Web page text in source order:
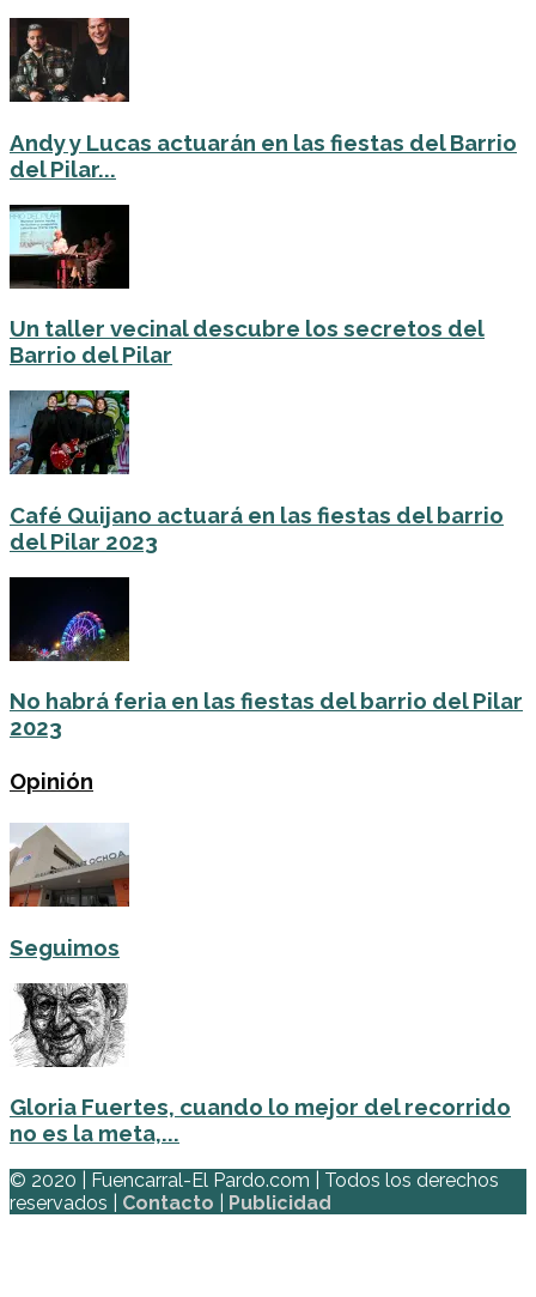
Andy y Lucas actuarán en las fiestas del Barrio
del Pilar...
Un taller vecinal descubre los secretos del
Barrio del Pilar
Café Quijano actuará en las fiestas del barrio
del Pilar 2023
No habrá feria en las fiestas del barrio del Pilar
2023
Opinión
Seguimos
Gloria Fuertes, cuando lo mejor del recorrido
no es la meta,...
© 2020 | Fuencarral-El Pardo.com | Todos los derechos
reservados | Contacto Publicidad